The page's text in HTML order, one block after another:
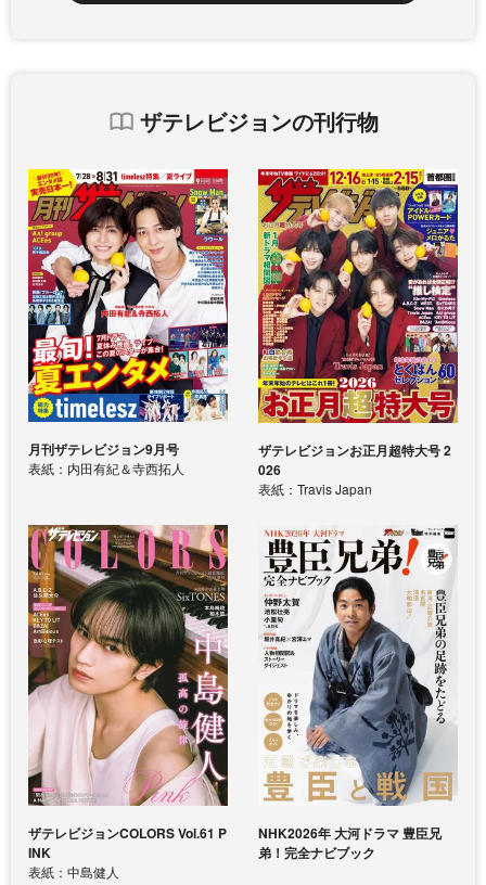
ザテレビジョンの刊行物
月刊ザテレビジョン9月号
表紙：内田有紀＆寺西拓人
ザテレビジョンお正月超特大号 2
026
表紙：Travis Japan
ザテレビジョンCOLORS Vol.61 P
INK
表紙：中島健人
NHK2026年 大河ドラマ 豊臣兄
弟！完全ナビブック